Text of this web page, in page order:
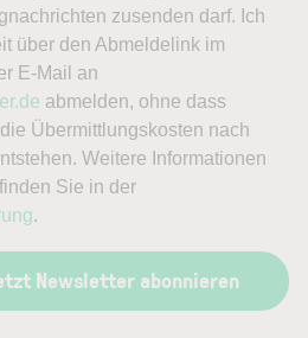
zusenden darf. Ich
über den Abmeldelink im
E-Mail an
abmelden, ohne dass
Übermittlungskosten nach
Weitere Informationen
Sie in der
.
Newsletter abonnieren